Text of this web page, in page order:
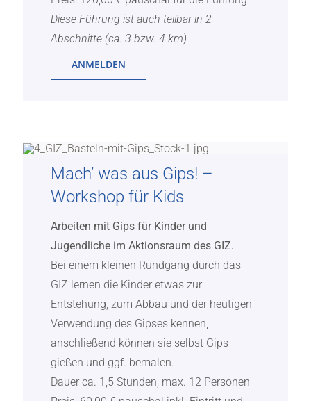
Diese Führung ist auch teilbar in 2
Abschnitte (ca. 3 bzw. 4 km)
ANMELDEN
Mach’ was aus Gips! –
Workshop für Kids
Arbeiten mit Gips für Kinder und
Jugendliche im Aktionsraum des GIZ.
Bei einem kleinen Rundgang durch das
GIZ lernen die Kinder etwas zur
Entstehung, zum Abbau und der heutigen
Verwendung des Gipses kennen,
anschließend können sie selbst Gips
gießen und ggf. bemalen.
Dauer ca. 1,5 Stunden, max. 12 Personen